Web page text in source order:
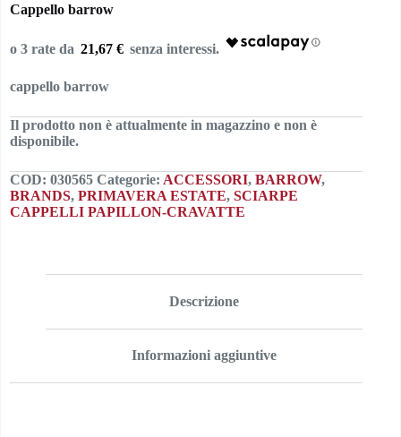
Cappello barrow
21,67 €
cappello barrow
Il prodotto non è attualmente in magazzino e non è
disponibile.
COD: 030565 Categorie: ACCESSORI, BARROW,
BRANDS, PRIMAVERA ESTATE, SCIARPE
CAPPELLI PAPILLON-CRAVATTE
Descrizione
Informazioni aggiuntive